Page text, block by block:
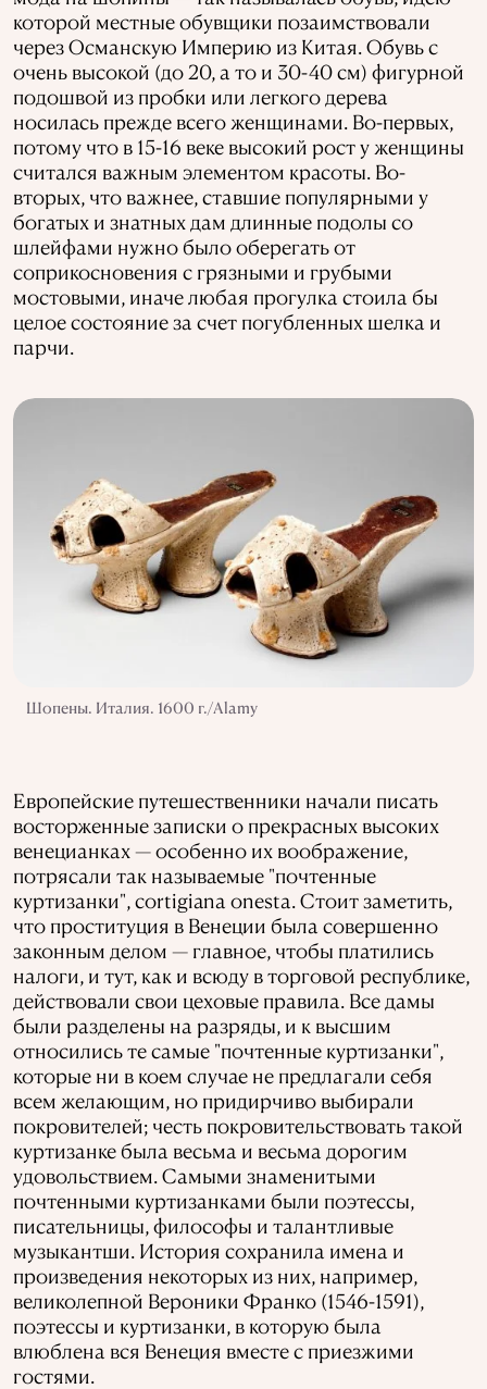
которой местные обувщики позаимствовали
через Османскую Империю из Китая. Обувь с
очень высокой (до 20, а то и 30-40 см) фигурной
подошвой из пробки или легкого дерева
носилась прежде всего женщинами. Во-первых,
потому что в 15-16 веке высокий рост у женщины
считался важным элементом красоты. Во-
вторых, что важнее, ставшие популярными у
богатых и знатных дам длинные подолы со
шлейфами нужно было оберегать от
соприкосновения с грязными и грубыми
мостовыми, иначе любая прогулка стоила бы
целое состояние за счет погубленных шелка и
парчи.
Шопены. Италия. 1600 г./Alamy
Европейские путешественники начали писать
восторженные записки о прекрасных высоких
венецианках — особенно их воображение,
потрясали так называемые "почтенные
куртизанки", cortigiana onesta. Стоит заметить,
что проституция в Венеции была совершенно
законным делом — главное, чтобы платились
налоги, и тут, как и всюду в торговой республике,
действовали свои цеховые правила. Все дамы
были разделены на разряды, и к высшим
относились те самые "почтенные куртизанки",
которые ни в коем случае не предлагали себя
всем желающим, но придирчиво выбирали
покровителей; честь покровительствовать такой
куртизанке была весьма и весьма дорогим
удовольствием. Самыми знаменитыми
почтенными куртизанками были поэтессы,
писательницы, философы и талантливые
музыкантши. История сохранила имена и
произведения некоторых из них, например,
великолепной Вероники Франко (1546-1591),
поэтессы и куртизанки, в которую была
влюблена вся Венеция вместе с приезжими
гостями.